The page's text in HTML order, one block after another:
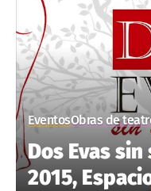
EventosObras de
Dos Evas
2015,